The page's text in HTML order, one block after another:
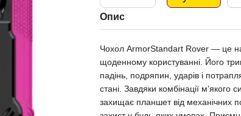
Опис
Чохол ArmorStandart Rover — це
щоденному користуванні. Його
падінь, подряпин, ударів і
стані. Завдяки комбінації м’якого
захищає планшет від механічних